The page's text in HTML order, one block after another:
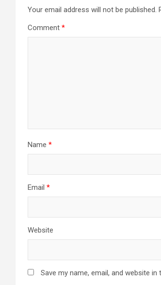
Your email address will not be published.
Comment *
Name *
Email *
Website
Save my name, email, and website